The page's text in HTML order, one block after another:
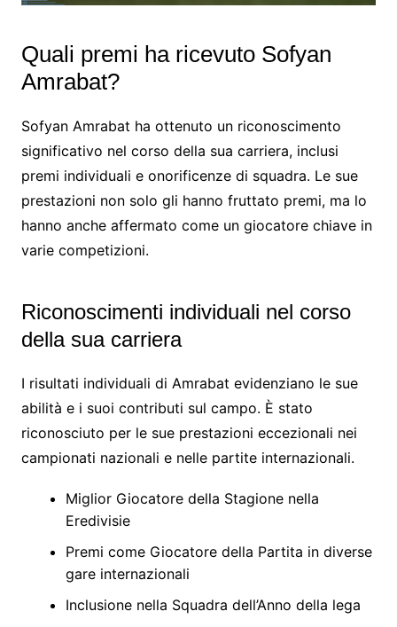
Quali premi ha ricevuto Sofyan
Amrabat?
Sofyan Amrabat ha ottenuto un riconoscimento
significativo nel corso della sua carriera, inclusi
premi individuali e onorificenze di squadra. Le sue
prestazioni non solo gli hanno fruttato premi, ma lo
hanno anche affermato come un giocatore chiave in
varie competizioni.
Riconoscimenti individuali nel corso
della sua carriera
I risultati individuali di Amrabat evidenziano le sue
abilità e i suoi contributi sul campo. È stato
riconosciuto per le sue prestazioni eccezionali nei
campionati nazionali e nelle partite internazionali.
Miglior Giocatore della Stagione nella
Eredivisie
Premi come Giocatore della Partita in diverse
gare internazionali
Inclusione nella Squadra dell’Anno della lega